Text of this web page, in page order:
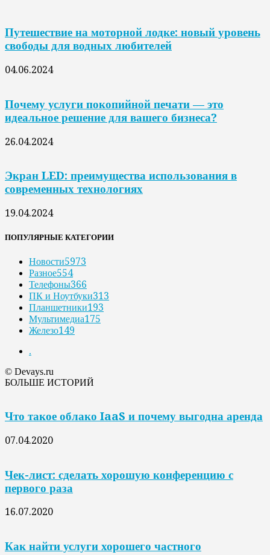
Путешествие на моторной лодке: новый уровень
свободы для водных любителей
04.06.2024
Почему услуги покопийной печати — это
идеальное решение для вашего бизнеса?
26.04.2024
Экран LED: преимущества использования в
современных технологиях
19.04.2024
ПОПУЛЯРНЫЕ КАТЕГОРИИ
Новости5973
Разное554
Телефоны366
ПК и Ноутбуки313
Планшетники193
Мультимедиа175
Железо149
.
© Devays.ru
БОЛЬШЕ ИСТОРИЙ
Что такое облако IaaS и почему выгодна аренда
07.04.2020
Чек-лист: сделать хорошую конференцию с
первого раза
16.07.2020
Как найти услуги хорошего частного